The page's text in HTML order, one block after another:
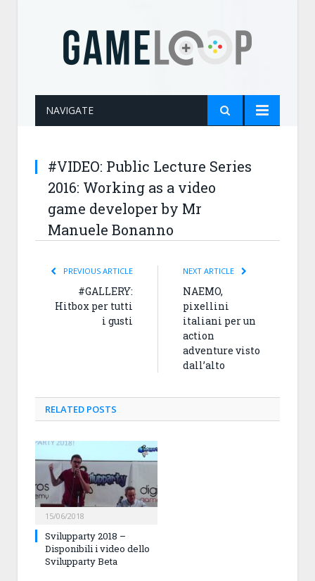
NAVIGATE
#VIDEO: Public Lecture Series
2016: Working as a video
game developer by Mr
Manuele Bonanno
PREVIOUS ARTICLE
#GALLERY:
Hitbox per tutti
i gusti
NEXT ARTICLE
NAEMO,
pixellini
italiani per un
action
adventure visto
dall’alto
RELATED POSTS
15/06/2018
Svilupparty 2018 –
Disponibili i video dello
Svilupparty Beta